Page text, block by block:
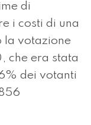
di
i costi di una
la votazione
che era stata
dei votanti